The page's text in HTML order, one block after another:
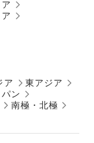
ア
東アジア
ン
南極・北極